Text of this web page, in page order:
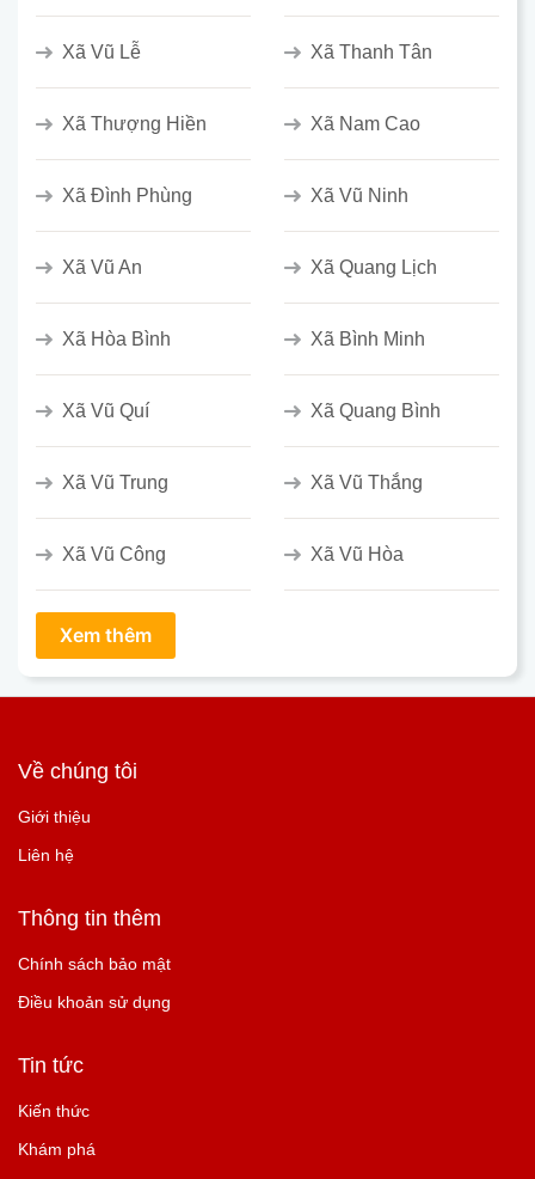
Xã Vũ Lễ Xã Thanh Tân
Xã Thượng Hiền Xã Nam Cao
Xã Đình Phùng Xã Vũ Ninh
Xã Vũ An Xã Quang Lịch
Xã Hòa Bình Xã Bình Minh
Xã Vũ Quí Xã Quang Bình
Xã Vũ Trung Xã Vũ Thắng
Xã Vũ Công Xã Vũ Hòa
Về chúng tôi
Giới thiệu
Liên hệ
Thông tin thêm
Chính sách bảo mật
Điều khoản sử dụng
Tin tức
Kiến thức
Khám phá